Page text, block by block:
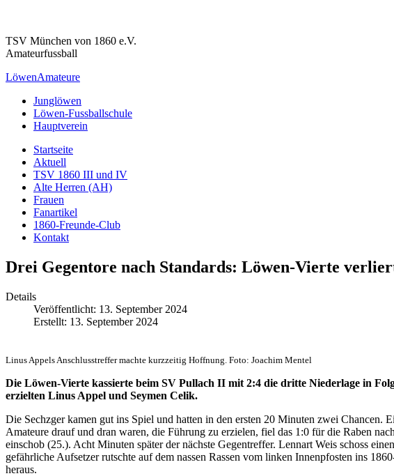
TSV München von 1860 e.V.
Amateurfussball
LöwenAmateure
Junglöwen
Löwen-Fussballschule
Hauptverein
Startseite
Aktuell
TSV 1860 III und IV
Alte Herren (AH)
Frauen
Fanartikel
1860-Freunde-Club
Kontakt
Drei Gegentore nach Standards: Löwen-Vierte
Details
Veröffentlicht: 13. September 2024
Erstellt: 13. September 2024
Linus Appels Anschlusstreffer machte kurzzeitig Hoffnung. Foto: Joachim Mentel
Die Löwen-Vierte kassierte beim SV Pullach II mit 2:4 die dritte Niederlage in
erzielten Linus Appel und Seymen Celik.
Die Sechzger kamen gut ins Spiel und hatten in den ersten 20 Minuten zwei
Amateure drauf und dran waren, die Führung zu erzielen, fiel das 1:0 für die Raben
einschob (25.). Acht Minuten später der nächste Gegentreffer. Lennart Weis schoss
gefährliche Aufsetzer rutschte auf dem nassen Rassen vom linken Innenpfosten ins
heraus.